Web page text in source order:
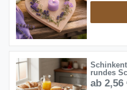
rundes
ab 2,56